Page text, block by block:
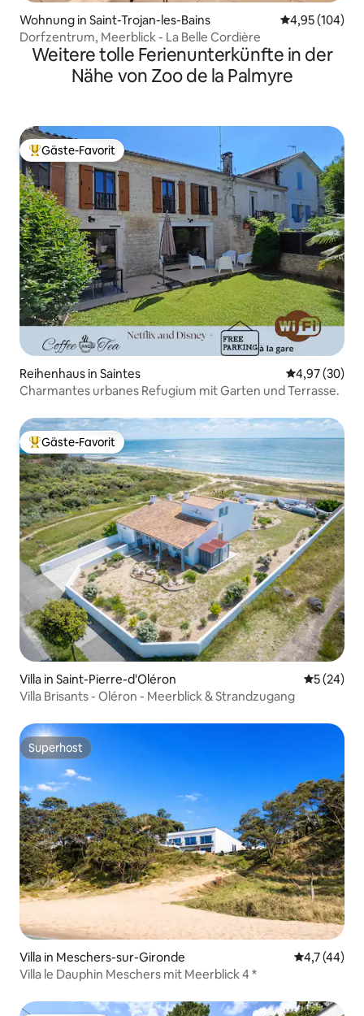
Wohnung in Saint-Trojan-les-Bains
4,95 (104)
Dorfzentrum, Meerblick - La Belle Cordière
Weitere tolle Ferienunterkünfte in der
Nähe von Zoo de la Palmyre
Beliebter Gäste-Favorit.
Gäste-Favorit
Reihenhaus in Saintes
4,97 (30)
Charmantes urbanes Refugium mit Garten und Terrasse.
Beliebter Gäste-Favorit.
Gäste-Favorit
Villa in Saint-Pierre-d'Oléron
5 (24)
Villa Brisants - Oléron - Meerblick & Strandzugang
Superhost
Superhost
Villa in Meschers-sur-Gironde
4,7 (44)
Villa le Dauphin Meschers mit Meerblick 4 *